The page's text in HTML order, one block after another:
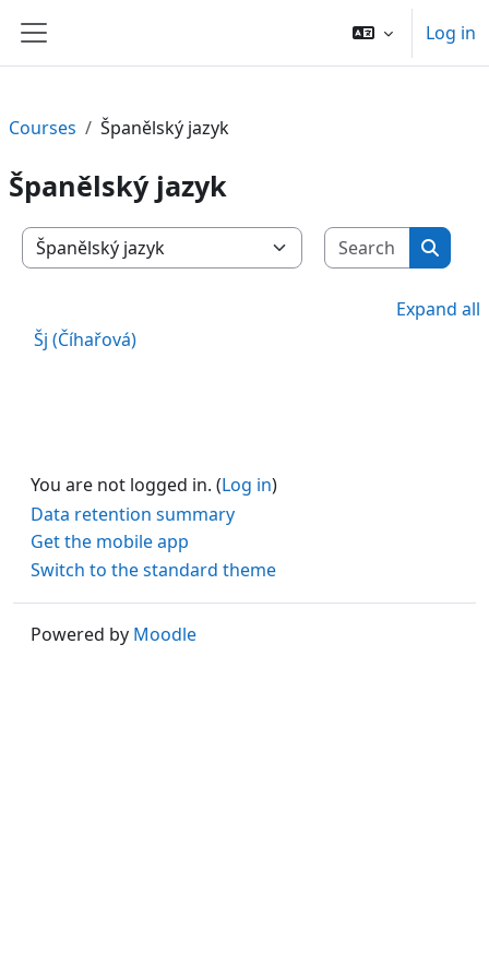
Side panel
Log in
Courses Španělský jazyk
Španělský jazyk
Course categories
Search
Expand all
Šj (Číhařová)
You are not logged in. (Log in)
Data retention summary
Get the mobile app
Switch to the standard theme
Powered by Moodle